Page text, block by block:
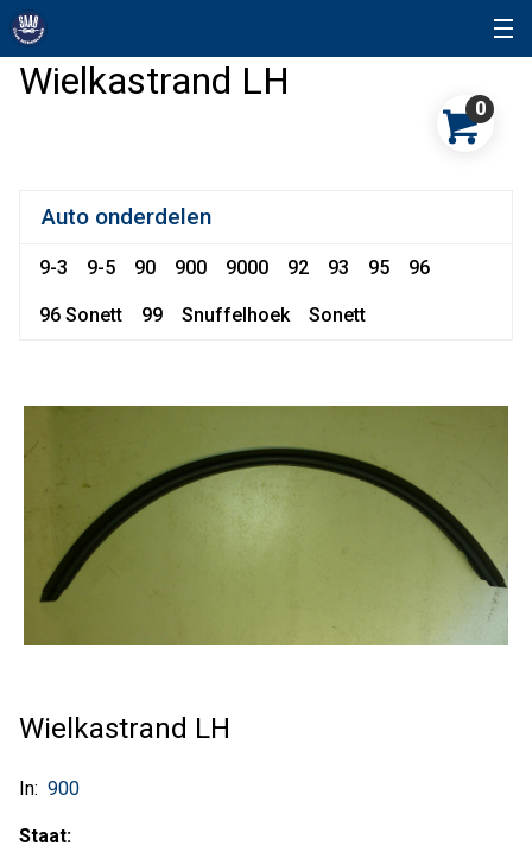
Wielkastrand LH
0
Auto onderdelen
9-3 9-5 90 900 9000 92 93 95 96
96 Sonett 99 Snuffelhoek Sonett
Wielkastrand LH
In: 900
Staat: